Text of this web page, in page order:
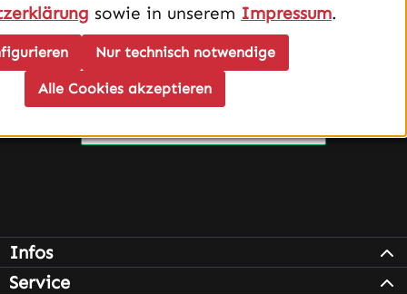
Vertrag widerrufen
Schau auf Instagram vorbei – öffnet in neuem Tab
Sieh dir unsere TikTok-Videos an – öffnet in neuem
Sieh dir unsere Videos auf YouTube an – öffnet
Infos
Service
sowie in unserem Impressum.
Nur technisch notwendige
Alle Cookies akzeptieren